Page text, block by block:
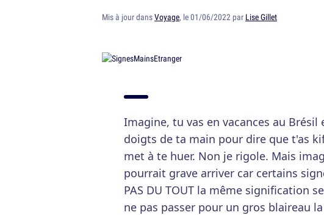
Mis à jour dansVoyage, le 01/06/2022 par Lise Gillet
Imagine, tu vas en vacances au Brésil
doigts de ta main pour dire que t'as
met à te huer. Non je rigole. Mais
pourrait grave arriver car certains
PAS DU TOUT la même signification
ne pas passer pour un gros blaireau